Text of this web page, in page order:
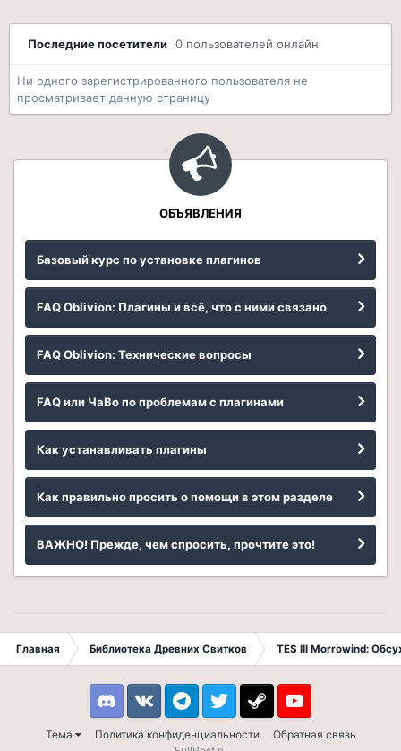
Последние посетители 0 пользователей онлайн
Ни одного зарегистрированного пользователя не
просматривает данную страницу
ОБЪЯВЛЕНИЯ
Базовый курс по установке плагинов
FAQ Oblivion: Плагины и всё, что с ними связано
FAQ Oblivion: Технические вопросы
FAQ или ЧаВо по проблемам с плагинами
Как устанавливать плагины
Как правильно просить о помощи в этом разделе
ВАЖНО! Прежде, чем спросить, прочтите это!
Главная Библиотека Древних Свитков TES III Morrowind:
Тема Политика конфиденциальности Обратная связь
DiscordVK TelegramTwitter Steam Youtube